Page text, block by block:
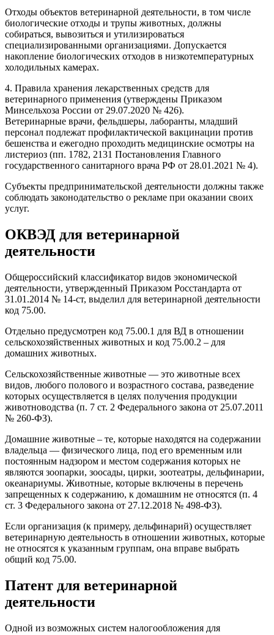
Отходы объектов ветеринарной деятельности, в том числе
биологические отходы и трупы животных, должны
собираться, вывозиться и утилизироваться
специализированными организациями. Допускается
накопление биологических отходов в низкотемпературных
холодильных камерах.
4. Правила хранения лекарственных средств для
ветеринарного применения (утверждены Приказом
Минсельхоза России от 29.07.2020 № 426).
Ветеринарные врачи, фельдшеры, лаборанты, младший
персонал подлежат профилактической вакцинации против
бешенства и ежегодно проходить медицинские осмотры на
листериоз (пп. 1782, 2131 Постановления Главного
государственного санитарного врача РФ от 28.01.2021 № 4).
Субъекты предпринимательской деятельности должны также
соблюдать законодательство о рекламе при оказании своих
услуг.
ОКВЭД для ветеринарной
деятельности
Общероссийский классификатор видов экономической
деятельности, утвержденный Приказом Росстандарта от
31.01.2014 № 14-ст, выделил для ветеринарной деятельности
код 75.00.
Отдельно предусмотрен код 75.00.1 для ВД в отношении
сельскохозяйственных животных и код 75.00.2 – для
домашних животных.
Сельскохозяйственные животные — это животные всех
видов, любого полового и возрастного состава, разведение
которых осуществляется в целях получения продукции
животноводства (п. 7 ст. 2 Федерального закона от 25.07.2011
№ 260-ФЗ).
Домашние животные – те, которые находятся на содержании
владельца — физического лица, под его временным или
постоянным надзором и местом содержания которых не
являются зоопарки, зоосады, цирки, зоотеатры, дельфинарии,
океанариумы. Животные, которые включены в перечень
запрещенных к содержанию, к домашним не относятся (п. 4
ст. 3 Федерального закона от 27.12.2018 № 498-ФЗ).
Если организация (к примеру, дельфинарий) осуществляет
ветеринарную деятельность в отношении животных, которые
не относятся к указанным группам, она вправе выбрать
общий код 75.00.
Патент для ветеринарной
деятельности
Одной из возможных систем налогообложения для